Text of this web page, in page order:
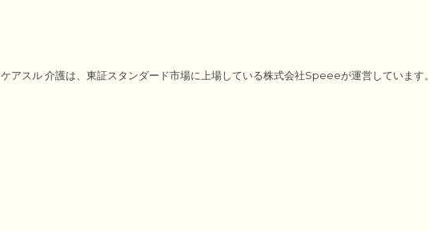
ケアスル 介護は、東証スタンダード市場に上場している株式会社Speeeが運営しています。